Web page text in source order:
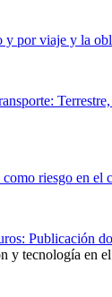
y por viaje y la
riesgo en el
Publicación
y tecnología en